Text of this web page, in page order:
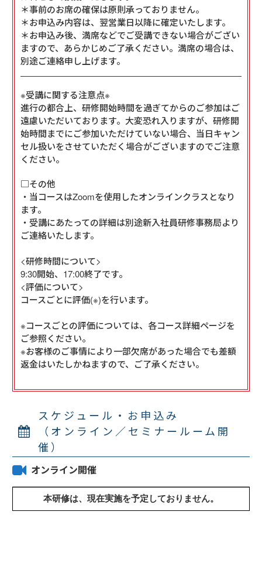
＊事前のお席の確保は原則承っておりません。
＊お申込み内容は、翌営業日以降に確定いたします。
＊お申込み後、満席などでご受講できない場合がござい
ますので、あらかじめご了承ください。満席の場合は、
別途ご連絡申し上げます。
※受講に関する注意点※
進行の都合上、研修開始時間を過ぎてからのご参加はご
遠慮いただいております。大変恐れ入りますが、研修開
始時間までにご参加いただけていない場合、当日キャン
セル扱いをさせていただく場合がございますのでご注意
ください。
□その他
・当コースはZoomを使用したオンラインクラスとなり
ます。
・受講にあたっての詳細は別途新入社員研修事務局より
ご連絡いたします。
<研修時間について>
9:30開始、17:00終了です。
<評価について>
コースごとに評価(※)を行います。
※コースごとの評価については、各コース詳細ページを
ご参照ください。
※お客様のご事情により一部欠席があった場合でも差額
返金はいたしかねますので、ご了承ください。
スケジュール・お申込み
（オンライン／セミナールーム開
催）
オンライン開催